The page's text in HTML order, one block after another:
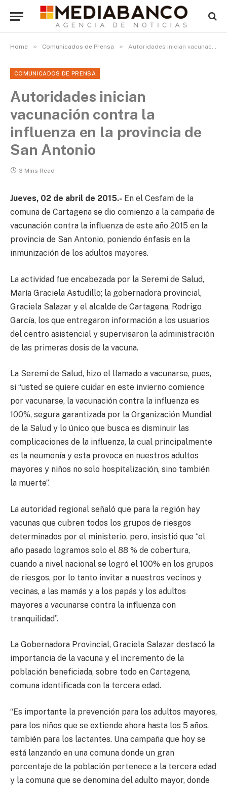
Home » Comunicados de Prensa » Autoridades inician vacunación contra la influenza en la provincia de San Antonio
COMUNICADOS DE PRENSA
Autoridades inician
vacunación contra la
influenza en la provincia de
San Antonio
3 Mins Read
Jueves, 02 de abril de 2015.- En el Cesfam de la
comuna de Cartagena se dio comienzo a la campaña de
vacunación contra la influenza de este año 2015 en la
provincia de San Antonio, poniendo énfasis en la
inmunización de los adultos mayores.
La actividad fue encabezada por la Seremi de Salud,
María Graciela Astudillo; la gobernadora provincial,
Graciela Salazar y el alcalde de Cartagena, Rodrigo
García, los que entregaron información a los usuarios
del centro asistencial y supervisaron la administración
de las primeras dosis de la vacuna.
La Seremi de Salud, hizo el llamado a vacunarse, pues,
si “usted se quiere cuidar en este invierno comience
por vacunarse, la vacunación contra la influenza es
100%, segura garantizada por la Organización Mundial
de la Salud y lo único que busca es disminuir las
complicaciones de la influenza, la cual principalmente
es la neumonía y esta provoca en nuestros adultos
mayores y niños no solo hospitalización, sino también
la muerte”.
La autoridad regional señaló que para la región hay
vacunas que cubren todos los grupos de riesgos
determinados por el ministerio, pero, insistió que “el
año pasado logramos solo el 88 % de cobertura,
cuando a nivel nacional se logró el 100% en los grupos
de riesgos, por lo tanto invitar a nuestros vecinos y
vecinas, a las mamás y a los papás y los adultos
mayores a vacunarse contra la influenza con
tranquilidad”.
La Gobernadora Provincial, Graciela Salazar destacó la
importancia de la vacuna y el incremento de la
población beneficiada, sobre todo en Cartagena,
comuna identificada con la tercera edad.
“Es importante la prevención para los adultos mayores,
para los niños que se extiende ahora hasta los 5 años,
también para los lactantes. Una campaña que hoy se
está lanzando en una comuna donde un gran
porcentaje de la población pertenece a la tercera edad
y la comuna que se denomina del adulto mayor, donde